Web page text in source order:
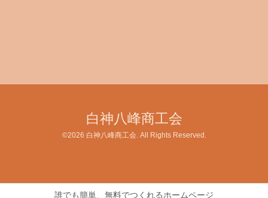
白神八峰商工会
©2026 白神八峰商工会. All Rights Reserved.
誰でも簡単、無料でつくれるホームページ